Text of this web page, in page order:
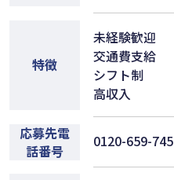
特徴
未経験歓迎
交通費支給
シフト制
高収入
応募先電
話番号
0120-659-745